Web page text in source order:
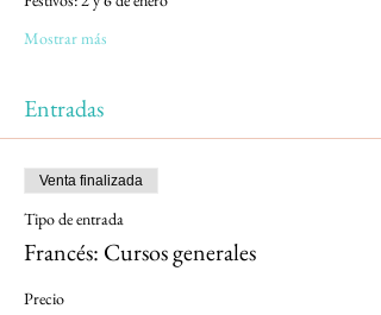
Mostrar más
Entradas
Venta finalizada
Tipo de entrada
Francés: Cursos generales
Precio